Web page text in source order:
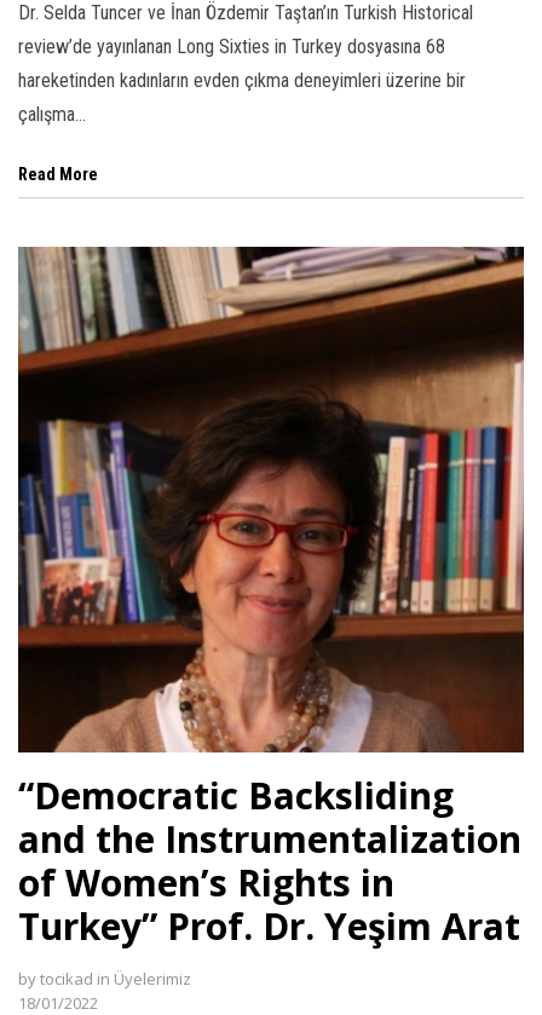
Dr. Selda Tuncer ve İnan Özdemir Taştan’ın Turkish Historical
review’de yayınlanan Long Sixties in Turkey dosyasına 68
hareketinden kadınların evden çıkma deneyimleri üzerine bir
çalışma…
Read More
“Democratic Backsliding
and the Instrumentalization
of Women’s Rights in
Turkey” Prof. Dr. Yeşim Arat
bytocikad in Üyelerimiz
18/01/2022